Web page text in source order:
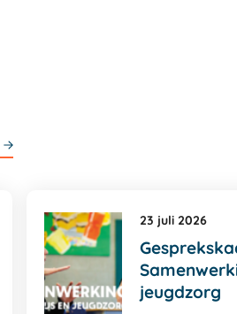
23 juli 2026
jeugdzorg